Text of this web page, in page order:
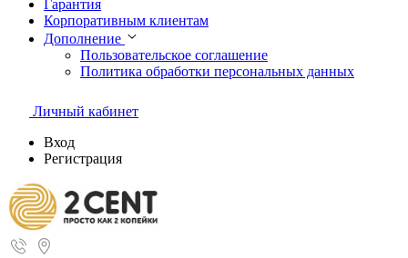
Гарантия
Корпоративным клиентам
Дополнение
Пользовательское соглашение
Политика обработки персональных данных
Личный кабинет
Вход
Регистрация